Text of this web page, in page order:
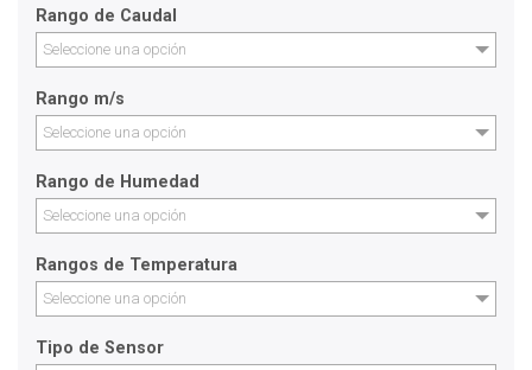
Rango de Caudal
Seleccione una opción
Rango m/s
Seleccione una opción
Rango de Humedad
Seleccione una opción
Rangos de Temperatura
Seleccione una opción
Tipo de Sensor